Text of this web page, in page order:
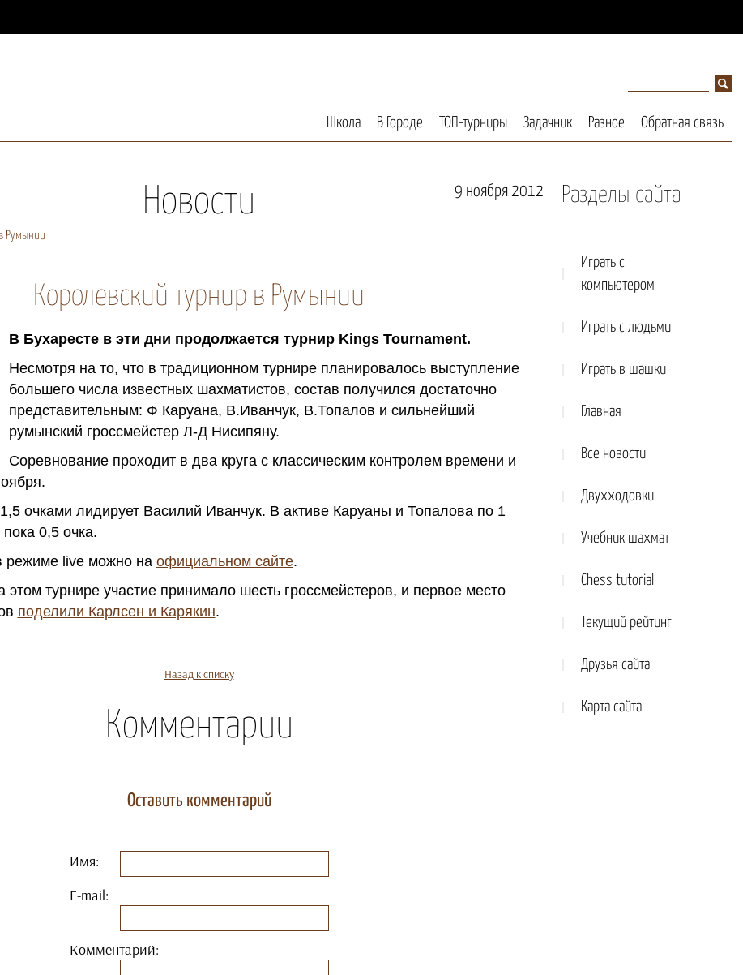
Школа В Городе ТОП-турниры Задачник Разное Обратная связь
Новости 9 ноября 2012
Румынии
Королевский турнир в Румынии
В Бухаресте в эти дни продолжается турнир Kings Tournament.
Несмотря на то, что в традиционном турнире планировалось выступление
большего числа известных шахматистов, состав получился достаточно
представительным: Ф Каруана, В.Иванчук, В.Топалов и сильнейший
румынский гроссмейстер Л-Д Нисипяну.
Соревнование проходит в два круга с классическим контролем времени и
очками лидирует Василий Иванчук. В активе Каруаны и Топалова по 1
0,5 очка.
режиме live можно на официальном сайте.
турнире участие принимало шесть гроссмейстеров, и первое место
поделили Карлсен и Карякин.
Назад к списку
Комментарии
Оставить комментарий
Имя:
E-mail:
Комментарий:
Разделы сайта
Играть с
компьютером
Играть с людьми
Играть в шашки
Главная
Все новости
Двухходовки
Учебник шахмат
Chess tutorial
Текущий рейтинг
Друзья сайта
Карта сайта